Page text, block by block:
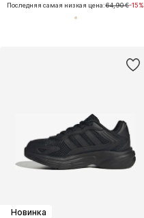
Последняя самая низкая цена:64,90 €-15%
Новинка